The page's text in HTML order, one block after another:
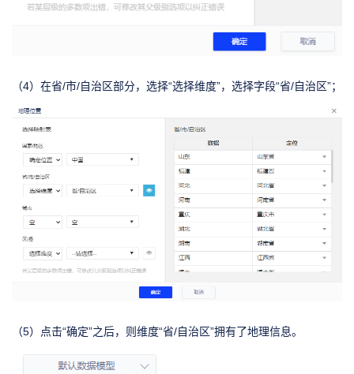
（4）在省/市/自治区部分，选择“选择维度”，选择字段“省/自治区”；
（5）点击“确定”之后，则维度“省/自治区”拥有了地理信息。